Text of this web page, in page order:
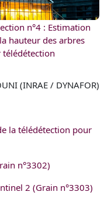
n°4 : Estimation
hauteur des arbres
télédétection
(INRAE / DYNAFOR)
la télédétection pour
n°3302)
2 (Grain n°3303)